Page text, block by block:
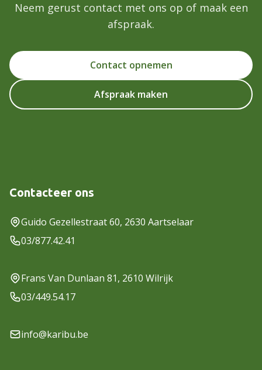
Neem gerust contact met ons op of maak een
afspraak.
Contact opnemen
Afspraak maken
Contacteer ons
Guido Gezellestraat 60, 2630 Aartselaar
03/877.42.41
Frans Van Dunlaan 81, 2610 Wilrijk
03/449.54.17
info@karibu.be